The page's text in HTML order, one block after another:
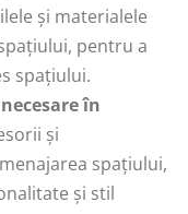
și materialele
pentru a
spațiului.
în
și
spațiului,
și stil